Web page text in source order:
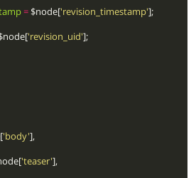
= $node['revision_timestamp' ];
'revision_uid' ];
'body' ],
'teaser' ],